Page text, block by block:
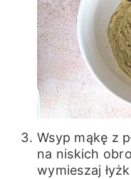
Wsyp mąkę z
na niskich
wymieszaj